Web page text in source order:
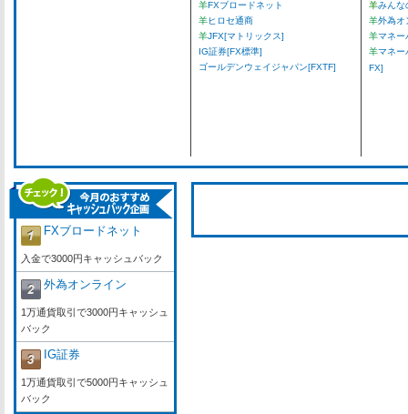
羊FXブロードネット
羊ヒロセ通商
羊JFX[マトリックス]
IG証券[FX標準]
ゴールデンウェイジャパン[FXTF]
羊みんな
羊外為オ
羊マネー
羊マネー
FX]
FXブロードネット
入金で3000円キャッシュバック
外為オンライン
1万通貨取引で3000円キャッシュ
バック
IG証券
1万通貨取引で5000円キャッシュ
バック